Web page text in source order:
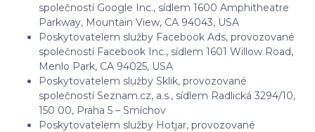
společností Google Inc., sídlem 1600 Amphitheatre
Parkway, Mountain View, CA 94043, USA
Poskytovatelem služby Facebook Ads, provozované
společností Facebook Inc., sídlem 1601 Willow Road,
Menlo Park, CA 94025, USA
Poskytovatelem služby Sklik, provozované
společností Seznam.cz, a.s., sídlem Radlická 3294/10,
150 00, Praha 5 – Smíchov
Poskytovatelem služby Hotjar, provozované